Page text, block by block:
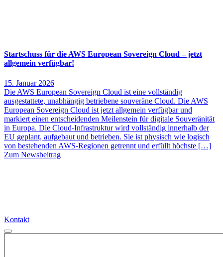
Startschuss für die AWS European Sovereign Cloud – jetzt
allgemein verfügbar!
15. Januar 2026
Die AWS European Sovereign Cloud ist eine vollständig
ausgestattete, unabhängig betriebene souveräne Cloud. Die AWS
European Sovereign Cloud ist jetzt allgemein verfügbar und
markiert einen entscheidenden Meilenstein für digitale Souveränität
in Europa. Die Cloud-Infrastruktur wird vollständig innerhalb der
EU geplant, aufgebaut und betrieben. Sie ist physisch wie logisch
von bestehenden AWS-Regionen getrennt und erfüllt höchste […]
Zum Newsbeitrag
Kontakt